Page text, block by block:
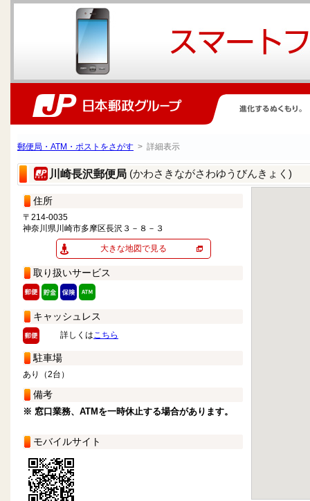
郵便局・ATM・ポストをさがす > 詳細表示
川崎長沢郵便局 (かわさきながさわゆうびんきょく)
住所
〒214-0035
神奈川県川崎市多摩区長沢３－８－３
大きな地図で見る
取り扱いサービス
キャッシュレス
詳しくはこちら
駐車場
あり（2台）
備考
※ 窓口業務、ATMを一時休止する場合があります。
モバイルサイト